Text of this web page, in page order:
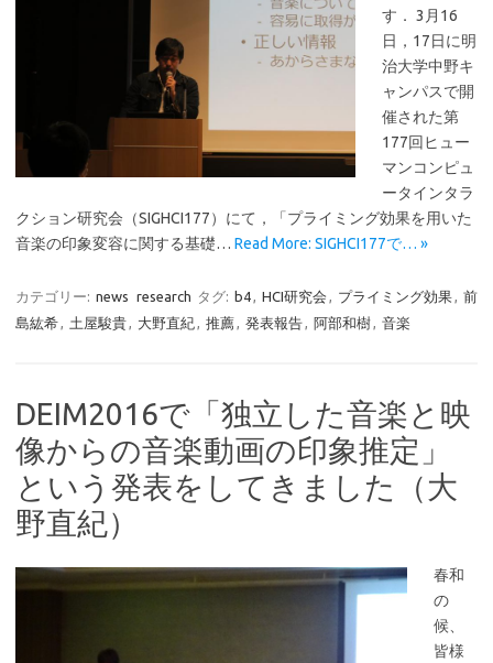
す． 3月16
日，17日に明
治大学中野キ
ャンパスで開
催された第
177回ヒュー
マンコンピュ
ータインタラ
クション研究会（SIGHCI177）にて，「プライミング効果を用いた
音楽の印象変容に関する基礎… Read More: SIGHCI177で… »
カテゴリー: news research タグ: b4, HCI研究会 , プライミング効果, 前
島紘希, 土屋駿貴, 大野直紀, 推薦, 発表報告, 阿部和樹, 音楽
DEIM2016で「独立した音楽と映
像からの音楽動画の印象推定」
という発表をしてきました（大
野直紀）
春和
の
候、
皆様